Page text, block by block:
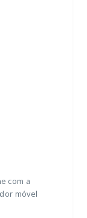
com a
móvel